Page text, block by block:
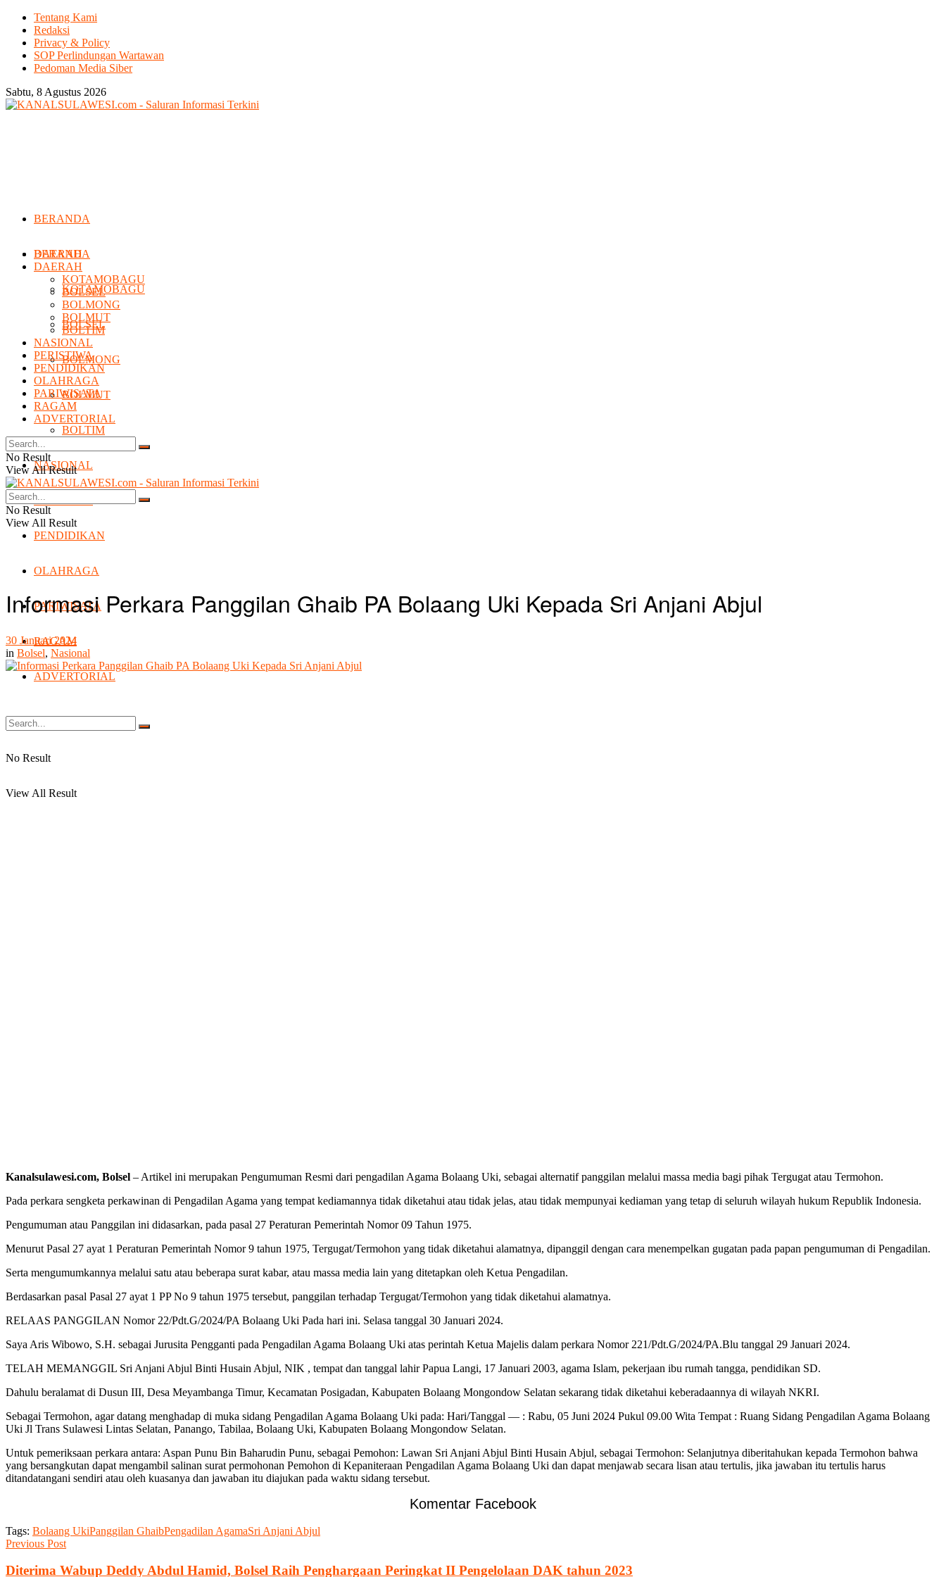
Tentang Kami
Redaksi
Privacy & Policy
SOP Perlindungan Wartawan
Pedoman Media Siber
Sabtu, 8 Agustus 2026
BERANDA
DAERAH
KOTAMOBAGU
BOLSEL
BOLMONG
BOLMUT
BOLTIM
NASIONAL
PERISTIWA
PENDIDIKAN
OLAHRAGA
PARIWISATA
RAGAM
ADVERTORIAL
No Result
View All Result
BERANDA
DAERAH
KOTAMOBAGU
BOLSEL
BOLMONG
BOLMUT
BOLTIM
NASIONAL
PERISTIWA
PENDIDIKAN
OLAHRAGA
PARIWISATA
RAGAM
ADVERTORIAL
No Result
View All Result
No Result
View All Result
Informasi Perkara Panggilan Ghaib PA Bolaang Uki Kepada Sri Anjani Abjul
30 Januari 2024
in Bolsel, Nasional
Kanalsulawesi.com, Bolsel – Artikel ini merupakan Pengumuman Resmi dari pengadilan Agama Bolaang Uki, sebagai alternatif panggilan melalui massa media bagi pihak Tergugat atau Termohon.
Pada perkara sengketa perkawinan di Pengadilan Agama yang tempat kediamannya tidak diketahui atau tidak jelas, atau tidak mempunyai kediaman yang tetap di seluruh wilayah hukum Republik Indonesia.
Pengumuman atau Panggilan ini didasarkan, pada pasal 27 Peraturan Pemerintah Nomor 09 Tahun 1975.
Menurut Pasal 27 ayat 1 Peraturan Pemerintah Nomor 9 tahun 1975, Tergugat/Termohon yang tidak diketahui alamatnya, dipanggil dengan cara menempelkan gugatan pada papan pengumuman di Pengadilan.
Serta mengumumkannya melalui satu atau beberapa surat kabar, atau massa media lain yang ditetapkan oleh Ketua Pengadilan.
Berdasarkan pasal Pasal 27 ayat 1 PP No 9 tahun 1975 tersebut, panggilan terhadap Tergugat/Termohon yang tidak diketahui alamatnya.
RELAAS PANGGILAN Nomor 22/Pdt.G/2024/PA Bolaang Uki Pada hari ini. Selasa tanggal 30 Januari 2024.
Saya Aris Wibowo, S.H. sebagai Jurusita Pengganti pada Pengadilan Agama Bolaang Uki atas perintah Ketua Majelis dalam perkara Nomor 221/Pdt.G/2024/PA.Blu tanggal 29 Januari 2024.
TELAH MEMANGGIL Sri Anjani Abjul Binti Husain Abjul, NIK , tempat dan tanggal lahir Papua Langi, 17 Januari 2003, agama Islam, pekerjaan ibu rumah tangga, pendidikan SD.
Dahulu beralamat di Dusun III, Desa Meyambanga Timur, Kecamatan Posigadan, Kabupaten Bolaang Mongondow Selatan sekarang tidak diketahui keberadaannya di wilayah NKRI.
Sebagai Termohon, agar datang menghadap di muka sidang Pengadilan Agama Bolaang Uki pada: Hari/Tanggal — : Rabu, 05 Juni 2024 Pukul 09.00 Wita Tempat : Ruang Sidang Pengadilan Agama Bolaang
Uki Jl Trans Sulawesi Lintas Selatan, Panango, Tabilaa, Bolaang Uki, Kabupaten Bolaang Mongondow Selatan.
Untuk pemeriksaan perkara antara: Aspan Punu Bin Baharudin Punu, sebagai Pemohon: Lawan Sri Anjani Abjul Binti Husain Abjul, sebagai Termohon: Selanjutnya diberitahukan kepada Termohon bahwa
yang bersangkutan dapat mengambil salinan surat permohonan Pemohon di Kepaniteraan Pengadilan Agama Bolaang Uki dan dapat menjawab secara lisan atau tertulis, jika jawaban itu tertulis harus
ditandatangani sendiri atau oleh kuasanya dan jawaban itu diajukan pada waktu sidang tersebut.
Komentar Facebook
Tags: Bolaang UkiPanggilan GhaibPengadilan AgamaSri Anjani Abjul
Previous Post
Diterima Wabup Deddy Abdul Hamid, Bolsel Raih Penghargaan Peringkat II Pengelolaan DAK tahun 2023